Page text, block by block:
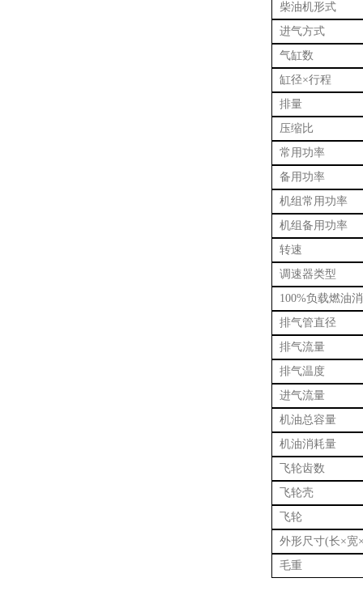
柴油机形式
进气方式
气缸数
缸径×行程
排量
压缩比
常用功率
备用功率
机组常用功率
机组备用功率
转速
调速器类型
100%负载燃油
排气管直径
排气流量
排气温度
进气流量
机油总容量
机油消耗量
飞轮齿数
飞轮壳
飞轮
外形尺寸(长×宽
毛重